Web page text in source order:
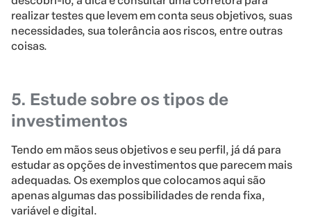
realizar testes que levem em conta seus objetivos, suas
necessidades, sua tolerância aos riscos, entre outras
coisas.
5. Estude sobre os tipos de
investimentos
Tendo em mãos seus objetivos e seu perfil, já dá para
estudar as opções de investimentos que parecem mais
adequadas. Os exemplos que colocamos aqui são
apenas algumas das possibilidades de renda fixa,
variável e digital.